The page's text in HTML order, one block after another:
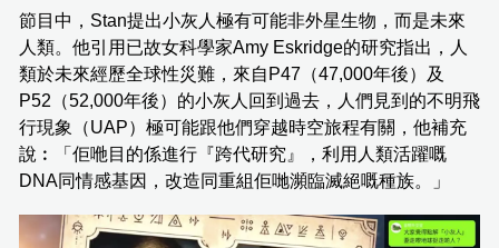
節目中，Stan提出小灰人極有可能非外星生物，而是未來
人類。他引用已故女科學家Amy Eskridge的研究指出，人
類於未來經歷全球性災難，來自P47（47,000年後）及
P52（52,000年後）的小灰人回到過去，人們見到的不明飛
行現象（UAP）極可能跟他們穿越時空旅程有關，他補充
說︰「佢咃目的係進行『跨代研究』，利用人類活躍嘅
DNA同情感基因，改造同重組佢哋瀕臨滅絕嘅種族。」